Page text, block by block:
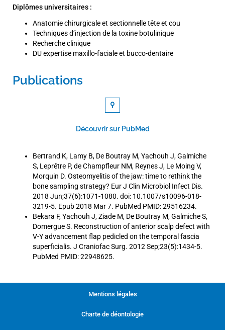
Diplômes universitaires :
Anatomie chirurgicale et sectionnelle tête et cou
Techniques d’injection de la toxine botulinique
Recherche clinique
DU expertise maxillo-faciale et bucco-dentaire
Publications
Découvrir sur PubMed
Bertrand K, Lamy B, De Boutray M, Yachouh J, Galmiche
S, Leprêtre P, deChampfleur NM, Reynes J, Le Moing V,
Morquin D. Osteomyelitis of the jaw: time to rethink the
bone sampling strategy? Eur J Clin Microbiol Infect Dis.
2018 Jun;37(6):1071-1080. doi: 10.1007/s10096-018-
3219-5. Epub 2018 Mar 7. PubMed PMID: 29516234.
Bekara F, Yachouh J, Ziade M, De Boutray M, Galmiche S,
Domergue S. Reconstruction of anterior scalp defect with
V-Y advancement flap pedicled on thetemporal fascia
superficialis. J Craniofac Surg. 2012 Sep;23(5):1434-5.
PubMed PMID: 22948625.
Mentions légales
Charte de déontologie